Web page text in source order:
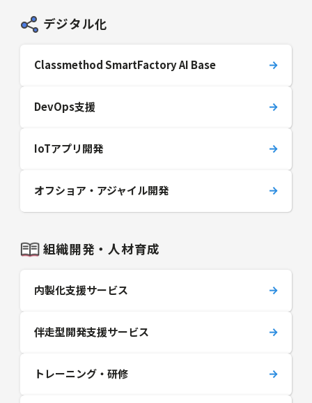
デジタル化
Classmethod SmartFactory AI Base
DevOps支援
IoTアプリ開発
オフショア・アジャイル開発
組織開発・人材育成
内製化支援サービス
伴走型開発支援サービス
トレーニング・研修